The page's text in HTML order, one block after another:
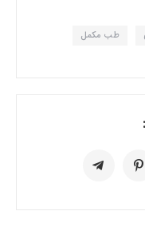
طب مکمل